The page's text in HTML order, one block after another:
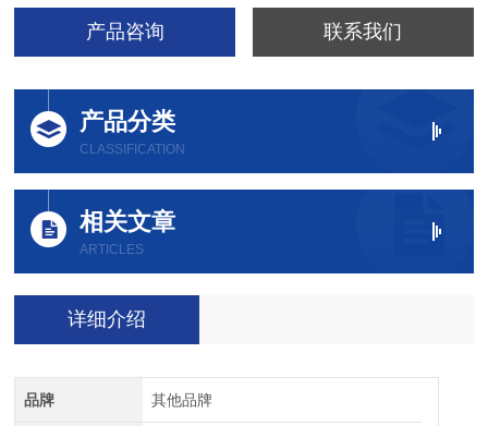
产品咨询 联系我们
产品分类
CLASSIFICATION
相关文章
ARTICLES
详细介绍
品牌 其他品牌